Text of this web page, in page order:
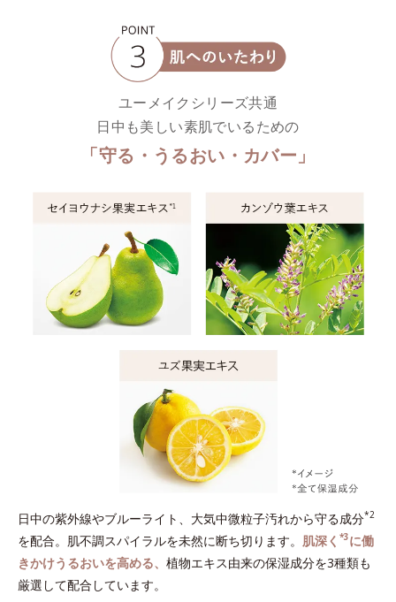
ユーメイクシリーズ共通
日中も美しい素肌でいるための
「守る・うるおい・カバー」
日中の紫外線やブルーライト、大気中微粒子汚れから守る成分*2
を配合。肌不調スパイラルを未然に断ち切ります。 肌深く *3に働
きかけうるおいを高める、 植物エキス由来の保湿成分を3種類も
厳選して配合しています。